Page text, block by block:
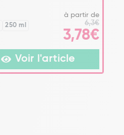
250 ml
à partir de
6,3€
3,78€
Voir l'article